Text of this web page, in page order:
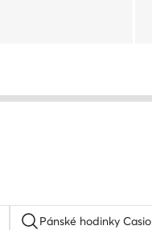
Pánské hodinky Casio